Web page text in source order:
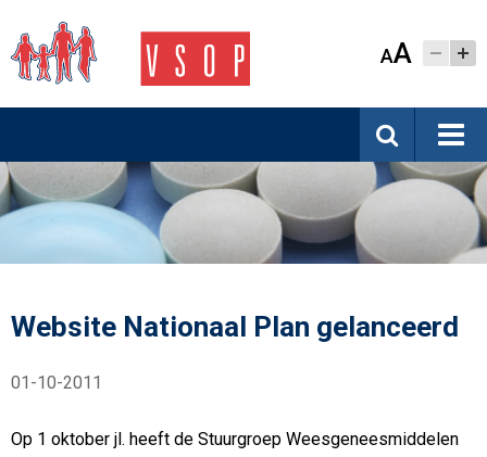
AA
Website Nationaal Plan gelanceerd
01-10-2011
Op 1 oktober jl. heeft de Stuurgroep Weesgeneesmiddelen